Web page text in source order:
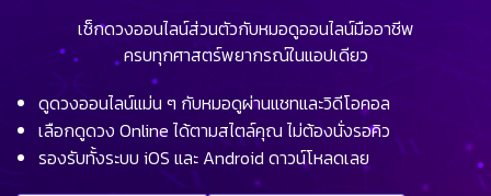
เช็กดวงออนไลน์ส่วนตัวกับหมอดูออนไลน์มืออาชีพ
ครบทุกศาสตร์พยากรณ์ในแอปเดียว
ดูดวงออนไลน์แม่น ๆ กับหมอดูผ่านแชทและวิดีโอคอล
เลือกดูดวง Online ได้ตามสไตล์คุณ ไม่ต้องนั่งรอคิว
รองรับทั้งระบบ iOS และ Android ดาวน์โหลดเลย